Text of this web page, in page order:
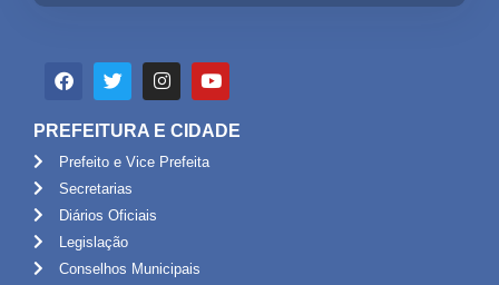
PREFEITURA E CIDADE
Prefeito e Vice Prefeita
Secretarias
Diários Oficiais
Legislação
Conselhos Municipais